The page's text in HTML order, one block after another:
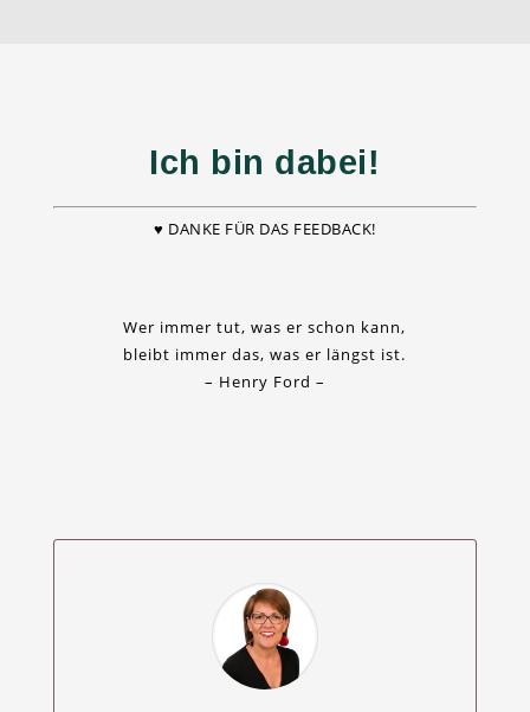
Ich bin dabei!
♥ DANKE FÜR DAS FEEDBACK!
Wer immer tut, was er schon kann,
bleibt immer das, was er längst ist.
– Henry Ford –